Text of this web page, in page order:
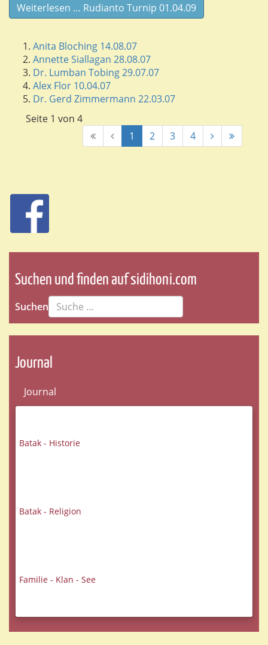
Weiterlesen … Rudianto Turnip 01.04.09
Anita Bloching 14.08.07
Annette Siallagan 28.08.07
Dr. Lumban Tobing 29.07.07
Alex Flor 10.04.07
Dr. Gerd Zimmermann 22.03.07
Seite 1 von 4
1
2 3 4
Suchen und finden auf sidihoni.com
Suchen
Journal
Journal
Batak - Historie
Batak - Religion
Familie - Klan - See